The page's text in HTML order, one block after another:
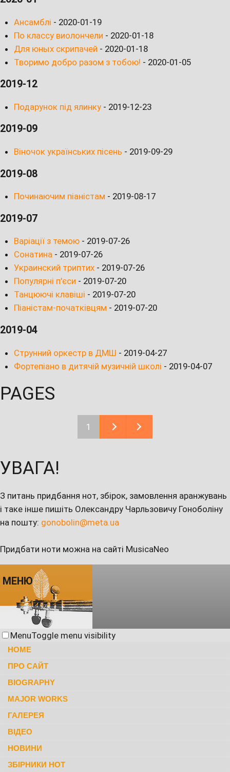
Ансамблі - 2020-01-19
По классу виолончели - 2020-01-18
Для юных скрипачей - 2020-01-18
Творимо добро разом з тобою! - 2020-01-05
2019-12
Подарунок під ялинку - 2019-12-23
2019-09
Віночок українських пісень - 2019-09-29
2019-08
Починаючим піаністам - 2019-08-17
2019-07
Варіації з темою - 2019-07-26
Сонатина - 2019-07-26
Украинский триптих - 2019-07-26
Популярні п'єси - 2019-07-20
Танцюючі клавіші - 2019-07-20
Піаністам-початківцям - 2019-07-20
2019-04
Струнний оркестр в ДМШ - 2019-04-27
Фортепіано в дитячій музичній школі - 2019-04-07
PAGES
1
УВАГА!
З питань придбання нот, збірок, замовлення аранжувань
і таке інше пишіть Олександру Чарльзовичу Гоноболіну
на пошту: gonobolin@meta.ua
Придбати ноти можна на сайті MusicaNeo
МЕНЮ
MenuToggle menu visibility
HOME
ПРО САЙТ
BIOGRAPHY
MAJOR WORKS
ГАЛЕРЕЯ
ВІДЕО
НОВИНИ
ЗБІРНИКИ НОТ